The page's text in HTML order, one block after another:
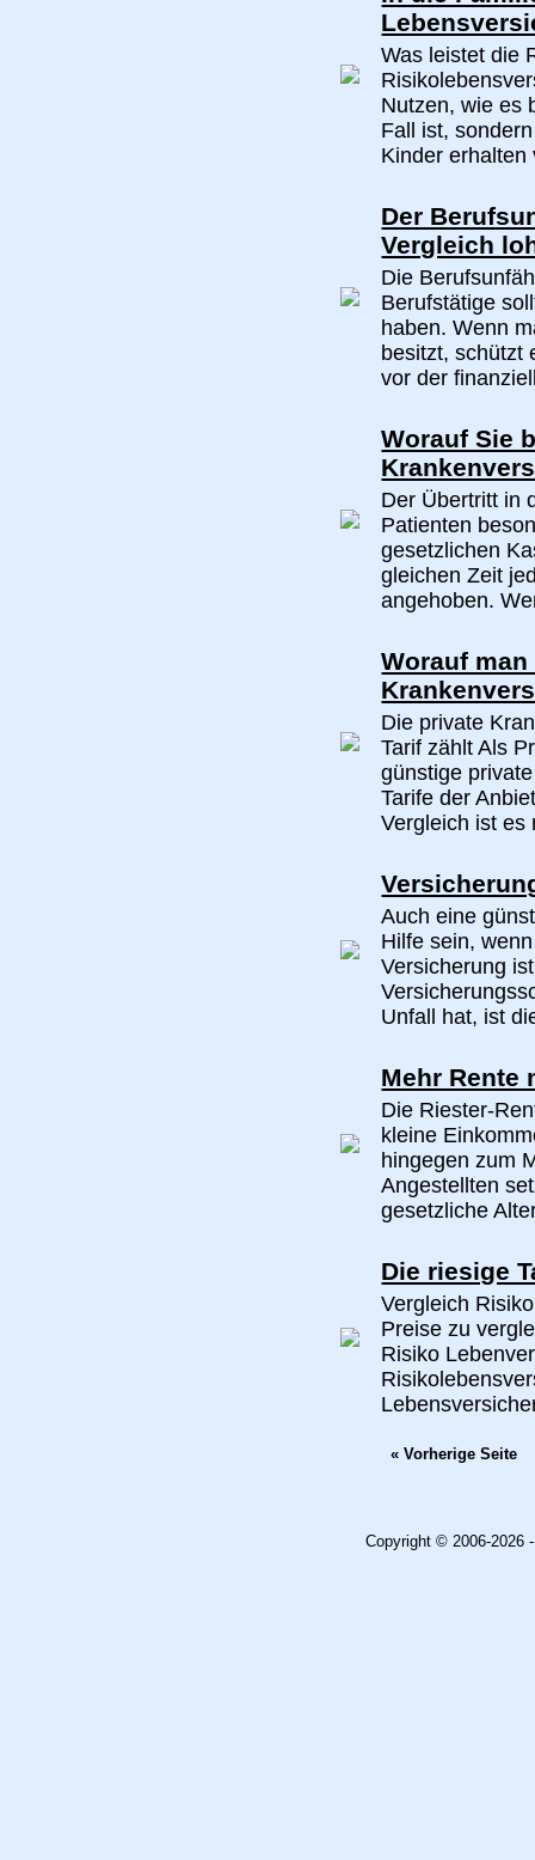
Was leistet die
Nutzen, wie es
Fall ist,
Kinder erhalten
Der
Vergleich
Die
Berufstätige
haben. Wenn
besitzt, schützt
vor der
Worauf Sie
Der Übertritt in
Patienten
gesetzlichen
gleichen Zeit
angehoben.
Worauf
Die private
Tarif zählt Als
günstige
Tarife der
Vergleich ist es
Auch eine
Hilfe sein,
Versicherung
Unfall hat, ist
Mehr Rente
Die Riester-
kleine
hingegen zum
Angestellten
gesetzliche
Die riesige
Vergleich
Preise zu
Risiko
« Vorherige Seite
Copyright © 2006-